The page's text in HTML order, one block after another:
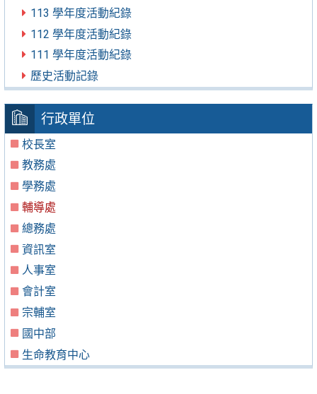
113 學年度活動紀錄
112 學年度活動紀錄
111 學年度活動紀錄
歷史活動記錄
行政單位
校長室
教務處
學務處
輔導處
總務處
資訊室
人事室
會計室
宗輔室
國中部
生命教育中心